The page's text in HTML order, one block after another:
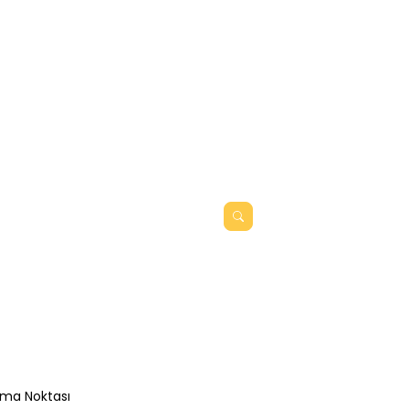
Noktası